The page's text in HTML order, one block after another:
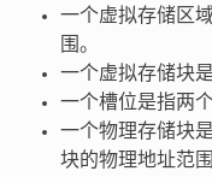
一个虚拟存储区
围。
一个虚拟存储块
一个槽位是指两
一个物理存储块
块的物理地址范围